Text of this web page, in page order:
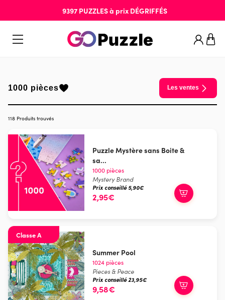
9397 PUZZLESà prix DÉGRIFFÉS
1000 pièces Les ventes
118 Produits trouvés
Puzzle Mystère sans Boite &
sa...
1000 pièces
Mystery Brand
Prix conseillé 5,90€
2,95€
Classe A
Summer Pool
1024 pièces
Pieces & Peace
Prix conseillé 23,95€
9,58€